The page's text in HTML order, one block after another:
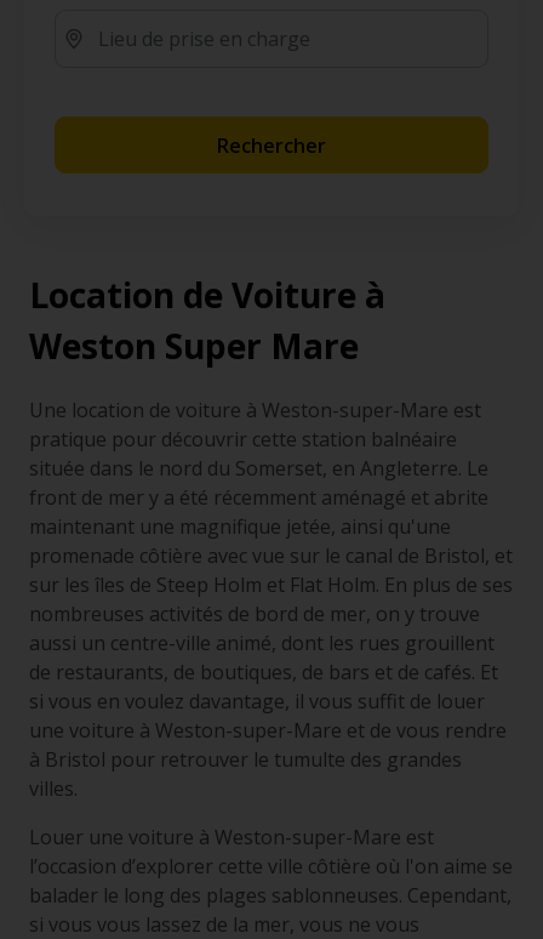
Rechercher
Location de Voiture à
Weston Super Mare
Une location de voiture à Weston-super-Mare est
pratique pour découvrir cette station balnéaire
située dans le nord du Somerset, en Angleterre. Le
front de mer y a été récemment aménagé et abrite
maintenant une magnifique jetée, ainsi qu'une
promenade côtière avec vue sur le canal de Bristol, et
sur les îles de Steep Holm et Flat Holm. En plus de ses
nombreuses activités de bord de mer, on y trouve
aussi un centre-ville animé, dont les rues grouillent
de restaurants, de boutiques, de bars et de cafés. Et
si vous en voulez davantage, il vous suffit de louer
une voiture à Weston-super-Mare et de vous rendre
à Bristol pour retrouver le tumulte des grandes
villes.
Louer une voiture à Weston-super-Mare est
l’occasion d’explorer cette ville côtière où l'on aime se
balader le long des plages sablonneuses. Cependant,
si vous vous lassez de la mer, vous ne vous